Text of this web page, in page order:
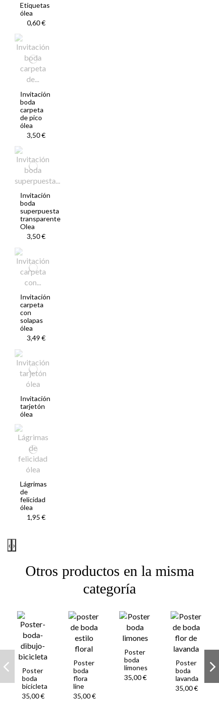
Etiquetas
ólea
0,60 €
Invitación
boda
carpeta
de pico
ólea
3,50 €
Invitación
boda
superpuesta
transparente
Olea
3,50 €
Invitación
carpeta
con
solapas
ólea
3,49 €
Invitación
tarjetón
ólea
Lágrimas
de
felicidad
ólea
1,95 €
‹ ›
Otros productos en la misma
categoría
Poster
boda
bicicleta
35,00 €
Poster
boda
flora
line
35,00 €
Poster
boda
limones
35,00 €
Poster
boda
lavanda
35,00 €